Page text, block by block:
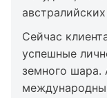
Сейчас
успешные
земного шара.